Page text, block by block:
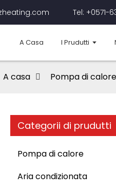
Tel: +0571-
A Casa I Prudutti
A casa Pompa di calore
Categorii di prudutti
Pompa di calore
Aria condizionata
Loading...
Loading...